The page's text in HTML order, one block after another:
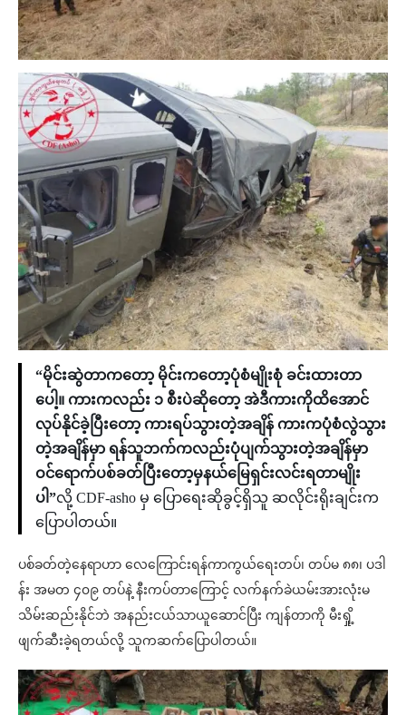
“မိုင်းဆွဲတာကတော့ မိုင်းကတော့ပုံစံမျိုးစုံ ခင်းထားတာ
ပေါ့။ ကားကလည်း ၁ စီးပဲဆိုတော့ အဲဒီကားကိုထိအောင်
လုပ်နိုင်ခဲ့ပြီးတော့ ကားရပ်သွားတဲ့အချိန် ကားကပုံစံလွဲသွား
တဲ့အချိန်မှာ ရန်သူဘက်ကလည်းပုံပျက်သွားတဲ့အချိန်မှာ
ဝင်ရောက်ပစ်ခတ်ပြီးတော့မှနယ်မြေရှင်းလင်းရတာမျိုး
ပါ”လို့ CDF-asho မှ ပြောရေးဆိုခွင့်ရှိသူ ဆလိုင်းရိုးချင်းက
ပြောပါတယ်။
ပစ်ခတ်တဲ့နေရာဟာ လေကြောင်းရန်ကာကွယ်ရေးတပ်၊ တပ်မ ၈၈၊ ပဒါ
န်း အမတ ၄၀၉ တပ်နဲ့ နီးကပ်တာကြောင့် လက်နက်ခဲယမ်းအားလုံးမ
သိမ်းဆည်းနိုင်ဘဲ အနည်းငယ်သာယူဆောင်ပြီး ကျန်တာကို မီးရှို့
ဖျက်ဆီးခဲ့ရတယ်လို့ သူကဆက်ပြောပါတယ်။